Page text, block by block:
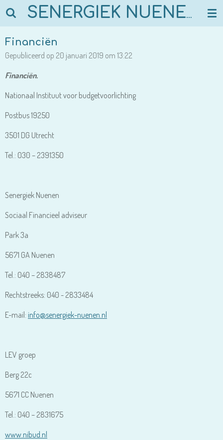
Ga
de
hoofdinhoud
SENERGIEK NUENEN
Financiën
Gepubliceerd op 20 januari 2019 om 13:22
Financiën.
Nationaal Instituut voor budgetvoorlichting
Postbus 19250
3501 DG Utrecht
Tel.: 030 – 2391350
Senergiek Nuenen
Sociaal Financieel adviseur
Park 3a
5671 GA Nuenen
Tel.: 040 – 2838487
Rechtstreeks: 040 - 2833484
E-mail: info@senergiek-nuenen.nl
LEV groep
Berg 22c
5671 CC Nuenen
Tel.: 040 – 2831675
www.nibud.nl